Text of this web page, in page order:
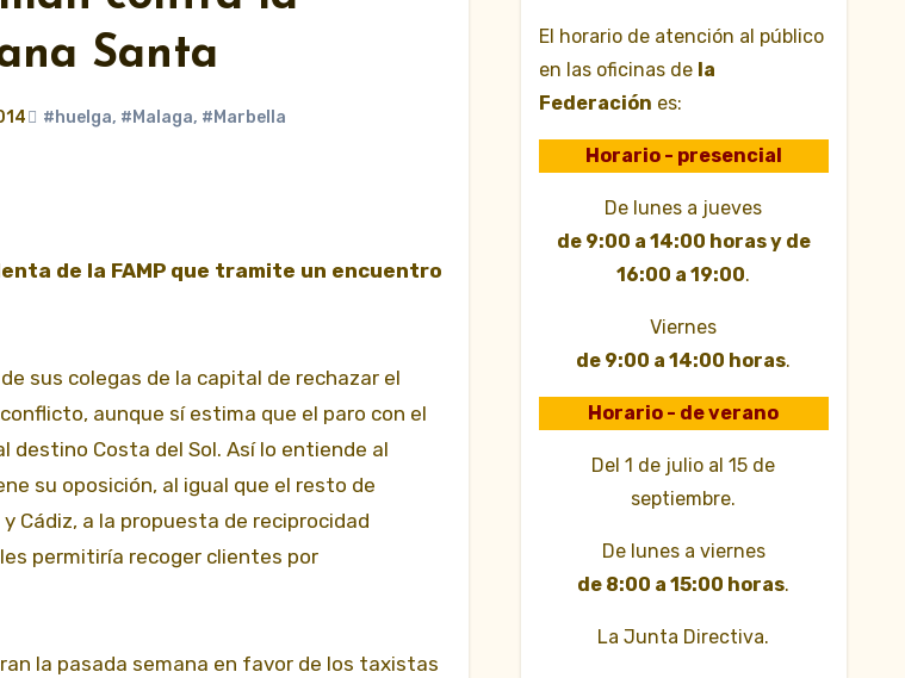
Santa
#huelga, #Malaga, #Marbella
de la FAMP que tramite un encuentro
sus colegas de la capital de rechazar el
aunque sí estima que el paro con el
destino Costa del Sol. Así lo entiende al
su oposición, al igual que el resto de
Cádiz, a la propuesta de reciprocidad
permitiría recoger clientes por
la pasada semana en favor de los taxistas
El horario de atención al público
en las oficinas de la
Federación es:
Horario - presencial
De lunes a jueves
de 9:00 a 14:00 horas y de
16:00 a 19:00.
Viernes
de 9:00 a 14:00 horas.
Horario - de verano
Del 1 de julio al 15 de
septiembre.
De lunes a viernes
de 8:00 a 15:00 horas.
La Junta Directiva.